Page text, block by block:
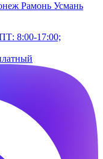
Рамонь Усмань
8:00-17:00;